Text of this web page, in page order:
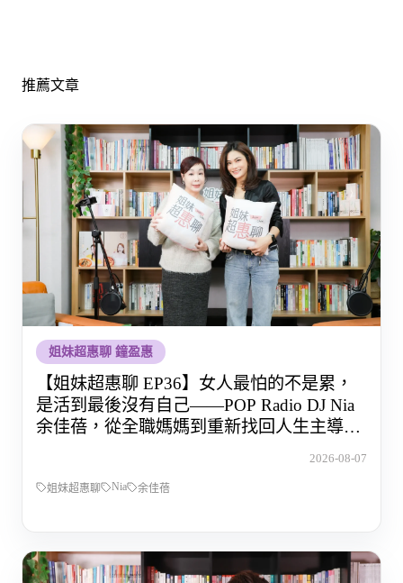
推薦文章
姐妹超惠聊 鐘盈惠
【姐妹超惠聊 EP36】女人最怕的不是累，
是活到最後沒有自己——POP Radio DJ Nia
余佳蓓，從全職媽媽到重新找回人生主導權
2026-08-07
姐妹超惠聊 Nia 余佳蓓